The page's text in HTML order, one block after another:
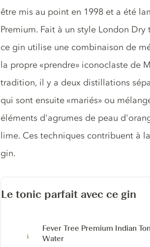
être mis au point en 1998 et a été
Premium. Fait à un style London
ce gin utilise une combinaison de
la propre «prendre» iconoclaste de
tradition, il y a deux distillations
qui sont ensuite «mariés» ou
éléments d'agrumes de peau
lime. Ces techniques contribuent à
gin.
Le tonic parfait avec ce gin
Fever Tree Premium Indian
Water